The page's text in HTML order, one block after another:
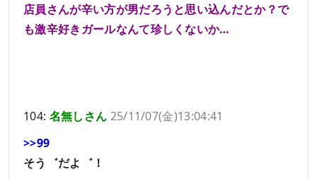
店員さんが辛い方が男だろうと思い込んだとか？で
も激辛好きガールなんて珍しくないか…
104: 名無しさん 25/11/07(金)13:04:41
>>99
そう゛だよ゛！